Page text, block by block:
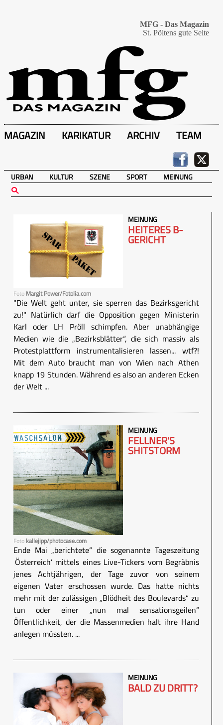
MFG - Das Magazin
St. Pöltens gute Seite
MAGAZIN KARIKATUR ARCHIV TEAM
URBAN KULTUR SZENE SPORT MEINUNG
Foto Margit Power/Fotolia.com
MEINUNG
HEITERES B-
GERICHT
"Die Welt geht unter, sie sperren das Bezirksgericht
zu!" Natürlich darf die Opposition gegen Ministerin
Karl oder LH Pröll schimpfen. Aber unabhängige
Medien wie die „Bezirksblätter“, die sich massiv als
Protestplattform instrumentalisieren lassen... wtf?!
Mit dem Auto braucht man von Wien nach Athen
knapp 19 Stunden. Während es also an anderen Ecken
der Welt ...
Foto kallejipp/photocase.com
MEINUNG
FELLNER'S
SHITSTORM
Ende Mai „berichtete“ die sogenannte Tageszeitung
‚Österreich’ mittels eines Live-Tickers vom Begräbnis
jenes Achtjährigen, der Tage zuvor von seinem
eigenen Vater erschossen wurde. Das hatte nichts
mehr mit der zulässigen „Blödheit des Boulevards“ zu
tun oder einer „nun mal sensationsgeilen“
Öffentlichkeit, der die Massenmedien halt ihre Hand
anlegen müssten. ...
MEINUNG
BALD ZU DRITT?